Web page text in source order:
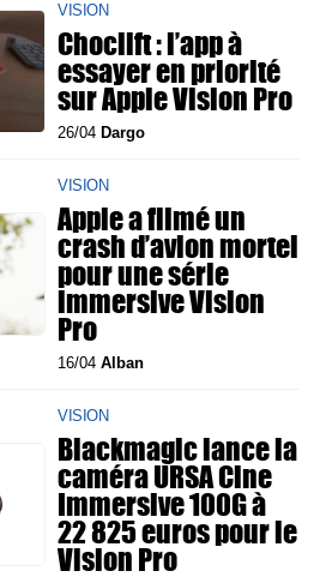
VISION
Choclift : l’app à
essayer en priorité
sur Apple Vision Pro
26/04 Dargo
VISION
Apple a filmé un
crash d’avion mortel
pour une série
immersive Vision
Pro
16/04Alban
VISION
Blackmagic lance la
caméra URSA Cine
Immersive 100G à
22 825 euros pour le
Vision Pro